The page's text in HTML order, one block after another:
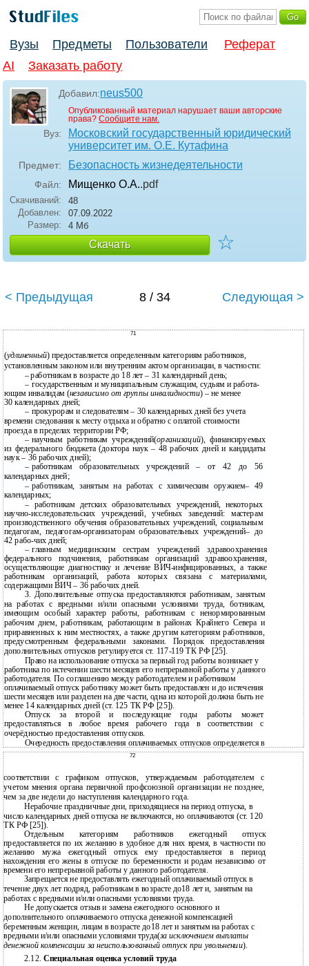
Вузы Предметы Пользователи
Реферат
AI
Заказать работу
Добавил:neus500
Опубликованный материал нарушает ваши авторские
права? Сообщите нам.
Вуз:
Московский государственный юридический
университет им. О.Е. Кутафина
Предмет: Безопасность жизнедеятельности
Файл: Мищенко О.А..pdf
Скачиваний:
48
Добавлен:
07.09.2022
Размер:
4 Мб
Скачать ☆
< Предыдущая 8 / 34 Следующая >
71
(удлиненный) предоставляется определенным категориям работников,
установленным законом или внутренним актом организации, в частности:
–работникам в возрасте до 18 лет – 31 календарный день;
– государственным и муниципальным служащим, судьям и работа-
ющим инвалидам (независимо от группы инвалидности) – не менее
30 календарных дней;
– прокурорам и следователям – 30 календарных дней без учета
времени следования к месту отдыха и обратно с оплатой стоимости
проезда в пределах территории РФ;
– научным работникам учреждений(организаций), финансируемых
из федерального бюджета (доктора наук – 48 рабочих дней и кандидаты
наук – 36 рабочих дней);
– работникам образовательных учреждений – от 42 до 56
календарных дней;
– работникам, занятым на работах с химическим оружием– 49
календарных;
–
работникам детских образовательных учреждений, некоторых
научно-исследовательских учреждений, учебных заведений: мастерам
производственного обучения образовательных учреждений, социальным
педагогам, педагогам-организаторам образовательных учреждений– до
42 рабо-чих дней;
– главным медицинским сестрам учреждений здравоохранения
федерального подчинения, работникам организаций здравоохранения,
осуществляющие диагностику и лечениеВИЧ-инфицированных, а также
работникам организаций, работа которых связана с материалами,
содержащими ВИЧ – 36 рабочих дней.
3. Дополнительные отпуска предоставляются работникам, занятым
на работах с вредными и/или опасными условиями труда, ботникам,
имеющим особый характер работы, работникам с ненормированным
рабочим днем, работникам, работающим в районах Крайнего Севера и
приравненных к ним местностях, а также другим категориям работников,
предусмотренным федеральными законами. Порядок предоставления
дополнительных отпусков регулируется ст. 117-119 ТК РФ [25].
Право на использование отпуска за первый год работы возникает у
работника по истечении шести месяцев его непрерывной работы у данного
работодателя. По соглашению между работодателем и работником
оплачиваемый отпуск работнику может быть предоставлен и до истечения
шести месяцев или разделен на две части, одна из которой должна быть не
менее 14 календарных дней (ст. 125 ТК РФ [25]).
Отпуск за второй и последующие годы работы может
предоставляться в любое время рабочего года в соответствии с
очерёдностью предоставления отпусков.
Очередность предоставления оплачиваемых отпусков определяется в
72
соответствии с графиком отпусков, утверждаемым работодателем с
учетом мнения органа первичной профсоюзной организации не позднее,
чем за две недели до наступления календарного года.
Нерабочие праздничные дни, приходящиеся на период отпуска, в
число календарных дней отпуска не включаются, но оплачиваются (ст. 120
ТК РФ [25]).
Отдельным категориям работников ежегодный отпуск
предоставляется по их желанию в удобное для них время, в частности по
желанию мужа ежегодный отпуск ему предоставляется в период
нахождения его жены в отпуске по беременности и родам независимо от
времени его непрерывной работы у данного работодателя.
Запрещается не предоставлять ежегодный оплачиваемый отпуск в
течение двух лет подряд, работникам в возрасте до18 лет и, занятым на
работах с вредными и/или опасными условиями труда.
Не допускается отзыв и замена ежегодного основного и
дополнительного оплачиваемого отпуска денежной компенсацией
беременным женщин, лицам в возрасте до18 лет и занятым на работах с
вредными и/или опасными условиями труда(за исключением выплаты
денежной компенсации за неиспользованный отпуск при увольнении).
2.12. Специальная оценка условий труда